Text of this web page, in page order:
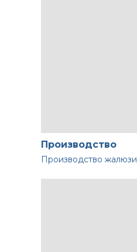
Производство
Производство жалюзи